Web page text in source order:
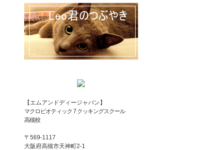
【エムアンドディージャパン】
マクロビオティック 7 クッキングスクール
高槻校
〒569-1117
大阪府高槻市天神町2-1